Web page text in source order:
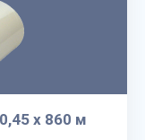
х 860 м